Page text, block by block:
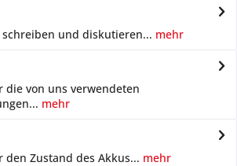
und diskutieren... mehr
die von uns verwendeten
mehr
den Zustand des Akkus... mehr